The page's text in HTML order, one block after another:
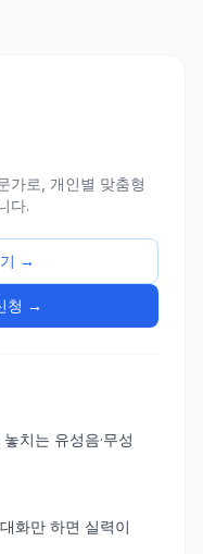
가로, 개인별 맞춤형
다.
→
청 →
치는 유성음·무성
화만 하면 실력이